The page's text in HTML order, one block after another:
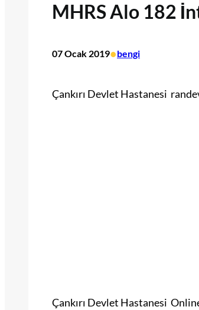
MHRS Alo 182
07 Ocak 2019•bengi
Çankırı Devlet Hastanesi
Çankırı Devlet Hastanesi